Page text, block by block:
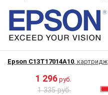
Epson C13T17014A10, картридж
1 296 руб.
1 335 руб.